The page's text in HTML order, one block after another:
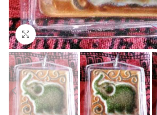
Agrandir